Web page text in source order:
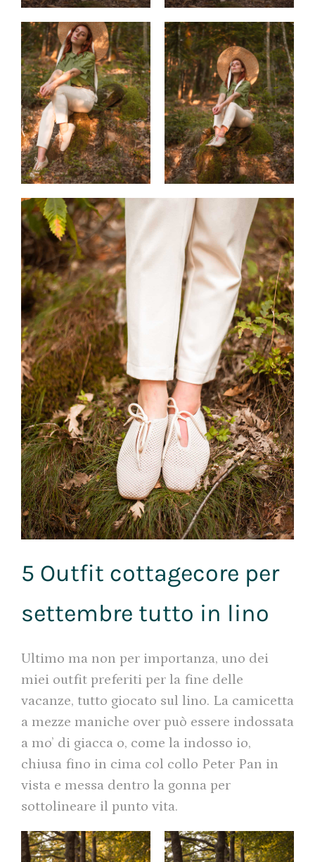
5 Outfit cottagecore per
settembre tutto in lino
Ultimo ma non per importanza, uno dei
miei outfit preferiti per la fine delle
vacanze, tutto giocato sul lino. La camicetta
a mezze maniche over può essere indossata
a mo’ di giacca o, come la indosso io,
chiusa fino in cima col collo Peter Pan in
vista e messa dentro la gonna per
sottolineare il punto vita.